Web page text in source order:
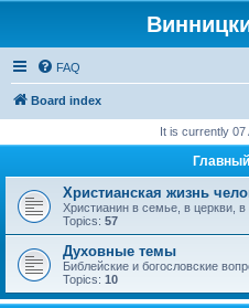
FAQ
Board index
It is currently 07
Христианская жизнь
Христианин в семье, в церкви, в
Topics: 57
Духовные темы
Библейские и богословские
Topics: 10